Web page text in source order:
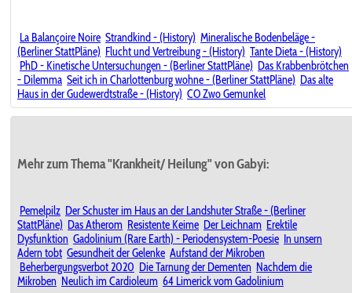
La Balançoire Noire Strandkind - (History) Mineralische Bodenbeläge -
(Berliner StattPläne) Flucht und Vertreibung - (History) Tante Dieta - (History)
PhD - Kinetische Untersuchungen - (Berliner StattPläne) Das Krabbenbrötchen
- Dilemma Seit ich in Charlottenburg wohne - (Berliner StattPläne) Das alte
Haus in der Gudewerdtstraße - (History) CO Zwo Gemunkel
Mehr zum Thema "Krankheit/ Heilung" von Gabyi:
Pemelpilz Der Schuster im Haus an der Landshuter Straße - (Berliner
StattPläne) Das Atherom Resistente Keime Der Leichnam Erektile
Dysfunktion Gadolinium (Rare Earth) - Periodensystem-Poesie In unsern
Adern tobt Gesundheit der Gelenke Aufstand der Mikroben
Beherbergungsverbot 2020 Die Tarnung der Dementen Nachdem die
Mikroben Neulich im Cardioleum 64 Limerick vom Gadolinium